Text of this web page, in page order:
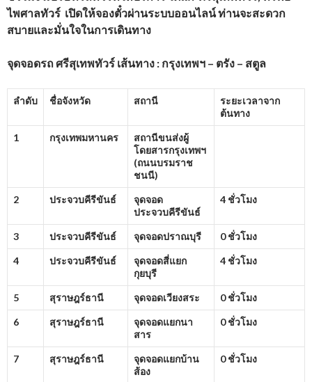
ไพศาลทัวร์ เปิดให้จองตั๋วผ่านระบบออนไลน์ ท่านจะสะดวก
สบายและมั่นใจในการเดินทาง
จุดจอดรถ ศรีสุเทพทัวร์ เส้นทาง : กรุงเทพฯ – ตรัง – สตูล
ลำดับ ชื่อจังหวัด สถานี
ระยะเวลาจาก
ต้นทาง
1 กรุงเทพมหานคร
สถานีขนส่งผู้
โดยสารกรุงเทพฯ
(ถนนบรมราช
ชนนี)
2 ประจวบคีรีขันธ์
จุดจอด
ประจวบคีรีขันธ์
4 ชั่วโมง
3 ประจวบคีรีขันธ์ จุดจอดปราณบุรี 0 ชั่วโมง
4 ประจวบคีรีขันธ์
จุดจอดสี่แยก
กุยบุรี
4 ชั่วโมง
5 สุราษฎร์ธานี จุดจอดเวียงสระ 0 ชั่วโมง
6 สุราษฎร์ธานี
จุดจอดแยกนา
สาร
0 ชั่วโมง
7 สุราษฎร์ธานี
จุดจอดแยกบ้าน
ส้อง
0 ชั่วโมง